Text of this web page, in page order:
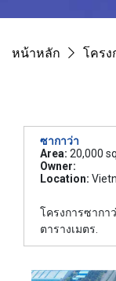
หน้าหลัก โครง
ซากาว่า
Area: 20,000
Owner:
Location:
โครงการซากา
ตารางเมตร.